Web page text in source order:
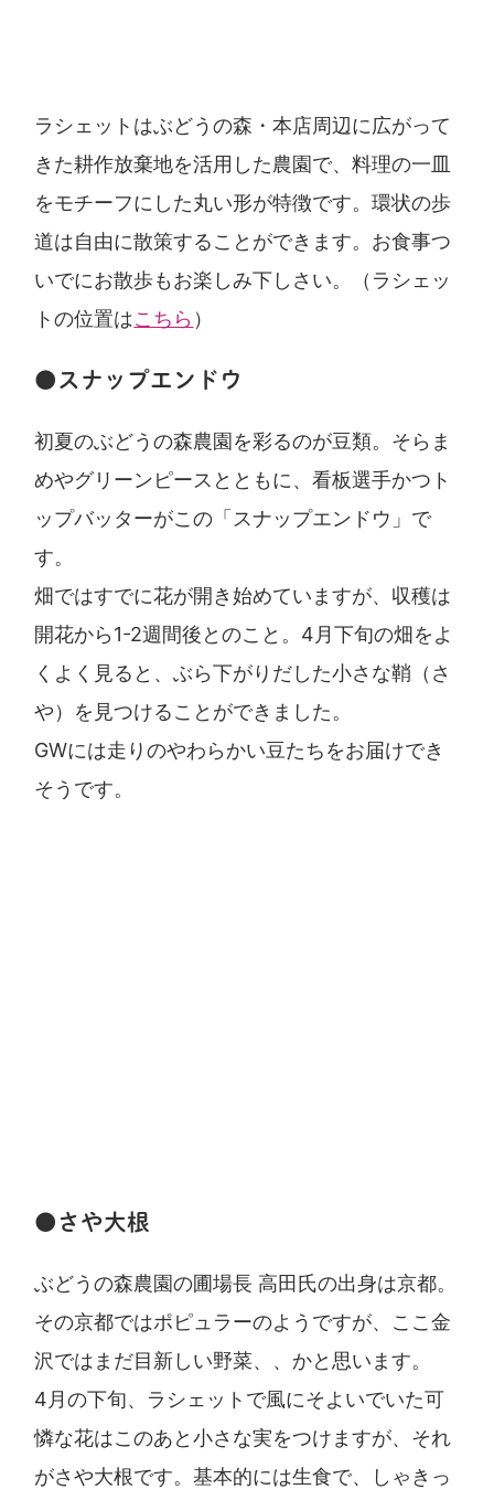
ラシェットはぶどうの森・本店周辺に広がって
きた耕作放棄地を活用した農園で、料理の一皿
をモチーフにした丸い形が特徴です。環状の歩
道は自由に散策することができます。お食事つ
いでにお散歩もお楽しみ下しさい。（ラシェッ
トの位置はこちら ）
●スナップエンドウ
初夏のぶどうの森農園を彩るのが豆類。そらま
めやグリーンピースとともに、看板選手かつト
ップバッターがこの「スナップエンドウ」で
す。
畑ではすでに花が開き始めていますが、収穫は
開花から1-2週間後とのこと。4月下旬の畑をよ
くよく見ると、ぶら下がりだした小さな鞘（さ
や）を見つけることができました。
GWには走りのやわらかい豆たちをお届けでき
そうです。
●さや大根
ぶどうの森農園の圃場長 高田氏の出身は京都。
その京都ではポピュラーのようですが、ここ金
沢ではまだ目新しい野菜、、かと思います。
4月の下旬、ラシェットで風にそよいでいた可
憐な花はこのあと小さな実をつけますが、それ
がさや大根です。基本的には生食で、しゃきっ